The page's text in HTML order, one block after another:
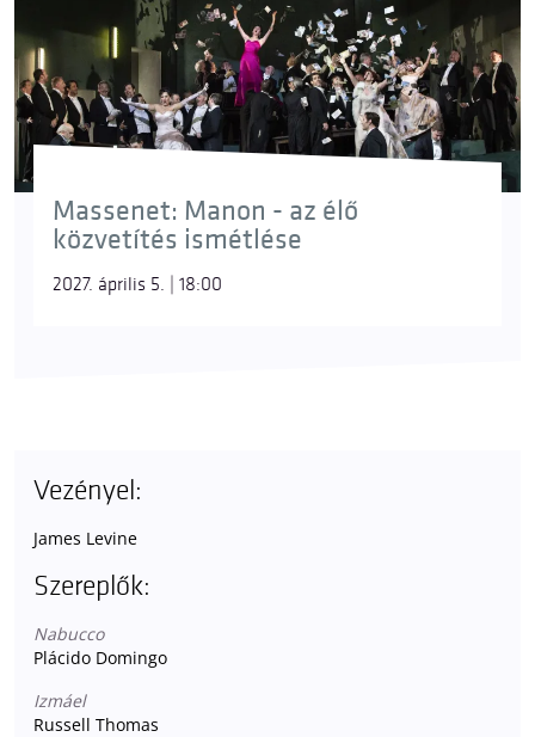
Massenet: Manon - az élő
közvetítés ismétlése
2027. április 5. | 18:00
Vezényel:
James Levine
Szereplők:
Nabucco
Plácido Domingo
Izmáel
Russell Thomas